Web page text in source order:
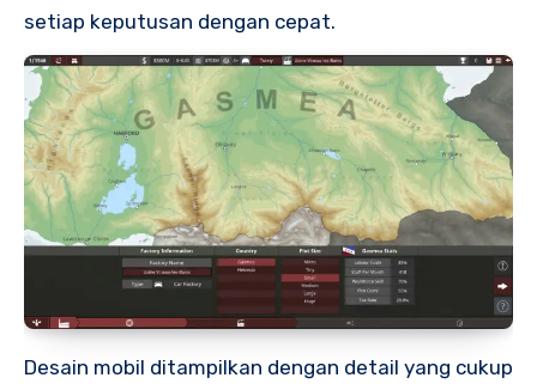
setiap keputusan dengan cepat.
Desain mobil ditampilkan dengan detail yang cukup